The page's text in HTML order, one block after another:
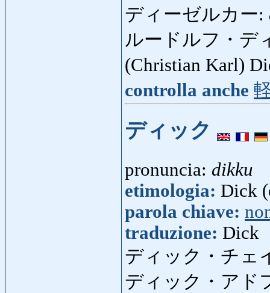
ディーゼルカー:
ルードルフ・デ
(Christian Karl)
controlla anche
ディック
pronuncia: dikku
etimologia: Dick
parola chiave:
traduzione: Dick
ディック・チェ
ディック・アド